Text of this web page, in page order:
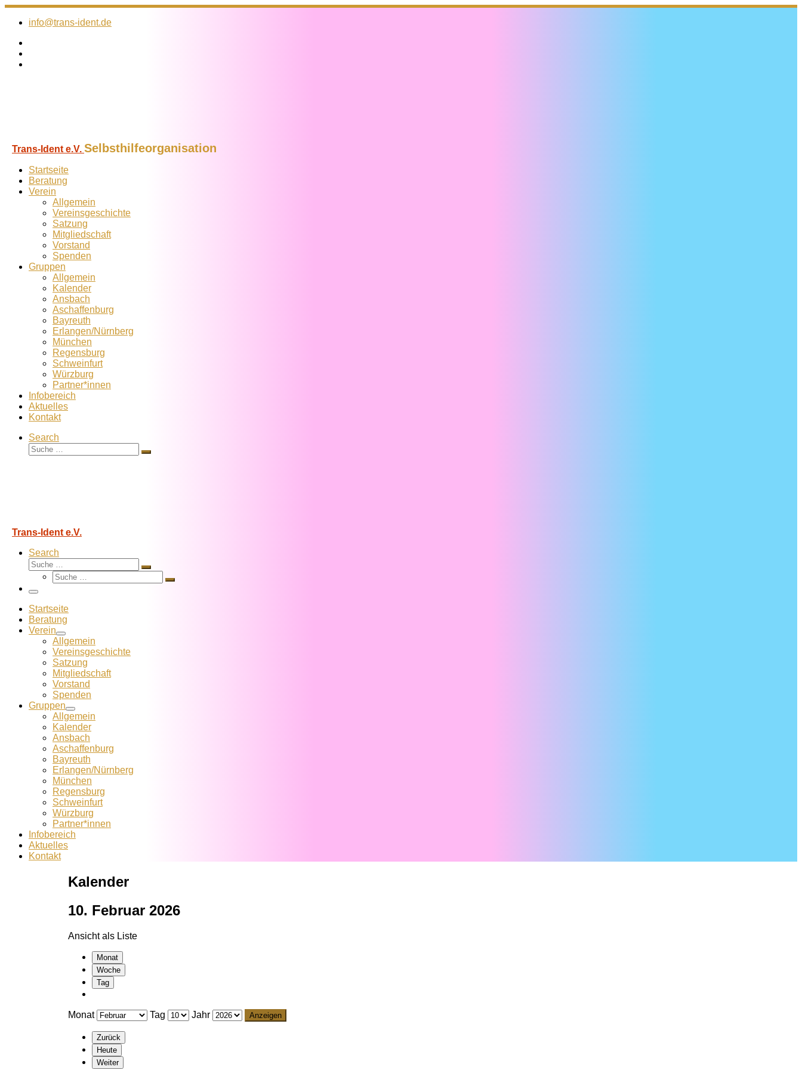
Zum
Inhalt
info@trans-ident.de
Trans-Ident e.V. Selbsthilfeorganisation
Startseite
Beratung
Verein
Allgemein
Vereins­geschichte
Satzung
Mitglied­schaft
Vorstand
Spenden
Gruppen
Allgemein
Kalender
Ansbach
Aschaffenburg
Bayreuth
Erlangen/Nürnberg
München
Regensburg
Schweinfurt
Würzburg
Partner*innen
Infobereich
Aktuelles
Kontakt
Search
Suche
Suche
Trans-Ident e.V.
Search
Suche
Suche
Suche
Suche
Menü
Startseite
Beratung
Verein
Allgemein
Vereins­geschichte
Satzung
Mitglied­schaft
Vorstand
Spenden
Gruppen
Allgemein
Kalender
Ansbach
Aschaffenburg
Bayreuth
Erlangen/Nürnberg
München
Regensburg
Schweinfurt
Würzburg
Partner*innen
Infobereich
Aktuelles
Kontakt
Kalender
10. Februar 2026
Ansicht als Liste
Monat
Woche
Tag
Monat Tag Jahr
Zurück
Heute
Weiter